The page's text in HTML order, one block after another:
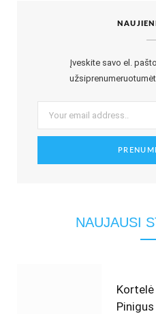
Įveskite savo el.
NAUJAUSI
Kortelė